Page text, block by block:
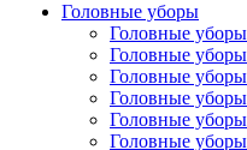
Головные уборы
Головные
Головные
Головные
Головные
Головные
Головные